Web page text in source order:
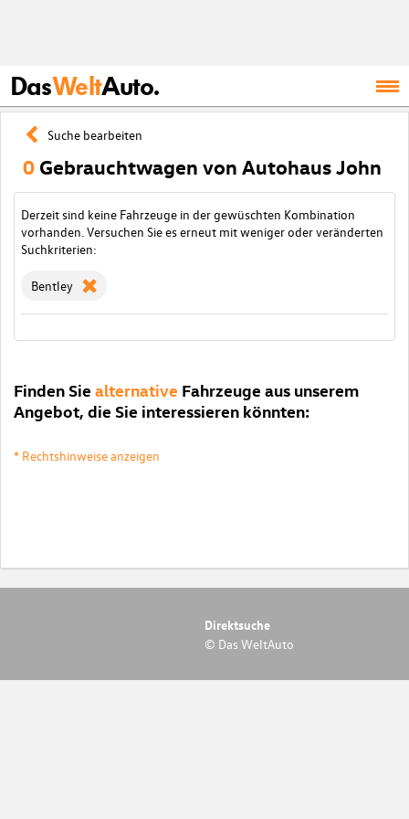
DasWeltAuto.
Suche bearbeiten
0 Gebrauchtwagen von Autohaus John
Derzeit sind keine Fahrzeuge in der gewüschten Kombination
vorhanden. Versuchen Sie es erneut mit weniger oder veränderten
Suchkriterien:
Bentley
Finden Sie alternative Fahrzeuge aus unserem
Angebot, die Sie interessieren könnten:
* Rechtshinweise anzeigen
Direktsuche
© Das WeltAuto